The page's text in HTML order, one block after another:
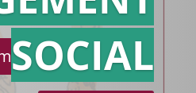
de presse
SOCIAL